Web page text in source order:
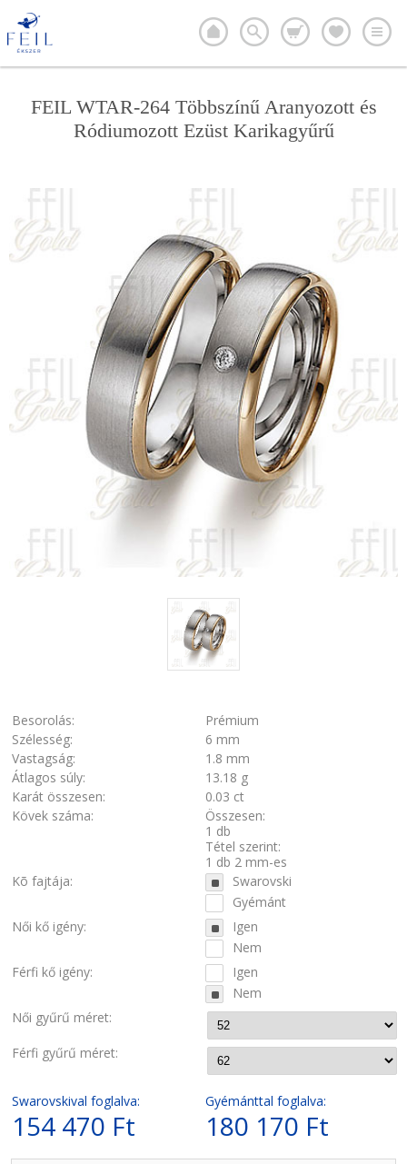
FEIL WTAR-264 Többszínű Aranyozott és
Ródiumozott Ezüst Karikagyűrű
Besorolás:
Prémium
Szélesség:
6 mm
Vastagság:
1.8 mm
Átlagos súly:
13.18 g
Karát összesen:
0.03 ct
Kövek száma:
Összesen:
1 db
Tétel szerint:
1 db 2 mm-es
Kõ fajtája:
Swarovski
Gyémánt
Női kő igény:
Igen
Nem
Férfi kő igény:
Igen
Nem
Női gyűrű méret:
Férfi gyűrű méret:
Swarovskival foglalva:
154 470 Ft
Gyémánttal foglalva:
180 170 Ft